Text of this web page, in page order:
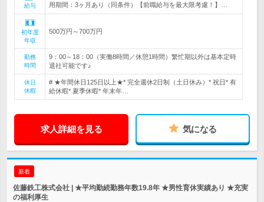
給与 用期間：3ヶ月あり（同条件）【前職給与を最大限考慮！】…
初年度
年収
500万円～700万円
勤務
時間
9：00～18：00（実働8時間／休憩1時間）繁忙期以外は基本定時
退社可能です♪
休日
休暇
# ★年間休日125日以上★* 完全週休2日制（土日休み）* 祝日* 有
給休暇* 夏季休暇* 年末年…
求人詳細を見る 気になる
新着
佐藤鉄工株式会社 | ★平均勤続勤務年数19.8年 ★男性育休実績あり ★充実
の福利厚生